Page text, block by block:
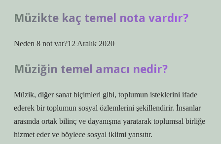
Müzikte kaç temel nota vardır?
Neden 8 not var?12 Aralık 2020
Müziğin temel amacı nedir?
Müzik, diğer sanat biçimleri gibi, toplumun isteklerini ifade
ederek bir toplumun sosyal özlemlerini şekillendirir. İnsanlar
arasında ortak bilinç ve dayanışma yaratarak toplumsal birliğe
hizmet eder ve böylece sosyal iklimi yansıtır.